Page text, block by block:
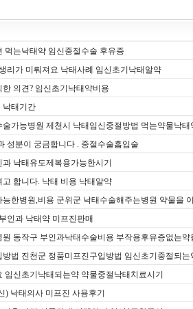
먹는낙태약 임신중절수술 후유증
리가 미뤄져요 낙태사례 임신초기낙­태알약
의견? 임신초기낙­태약비용
낙­태기간
술가능병원 제천시 낙태임신중절방법 먹는약물낙태
성분이 궁금합니다 . 중절수술흡입술
낙태유도제복용가능한시기
고 합니다. 낙태 비용 낙­태알약
한병원,비용 군위군 낙태수술해주는병원 약물을
인과 낙­태약 미­프진판매
동작구 부인과낙태수술비용 부작용후유증없는약
법 진천군 정품미프진구입방법 임신초기중절되는
임신초기낙태되는약 약물중절낙태치료시기
) 낙태의사 미­프진 사용후기